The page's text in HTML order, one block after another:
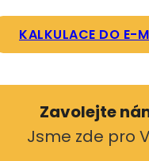
KALKULACE DO E-
Zavolejte
Jsme zde pro